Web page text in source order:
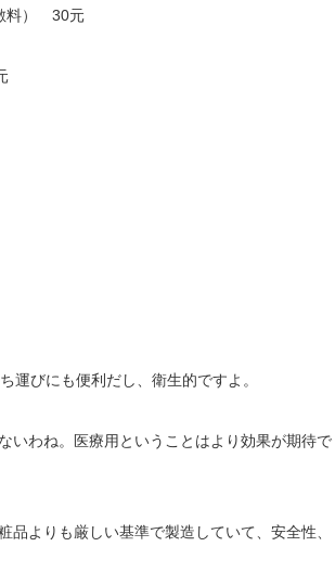
料） 30元
びにも便利だし、衛生的ですよ。
いわね。医療用ということはより効果が期待で
よりも厳しい基準で製造していて、安全性、